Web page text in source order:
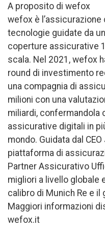
A proposito di wefox
wefox è l’assicurazione
tecnologie guidate da
coperture assicurative
scala. Nel 2021, wefox
round di investimento
una compagnia di
milioni con una
miliardi, confermandola
assicurative digitali in
mondo. Guidata dal
piattaforma di
Partner Assicurativo
migliori a livello globale
calibro di Munich Re e
Maggiori informazioni
wefox.it